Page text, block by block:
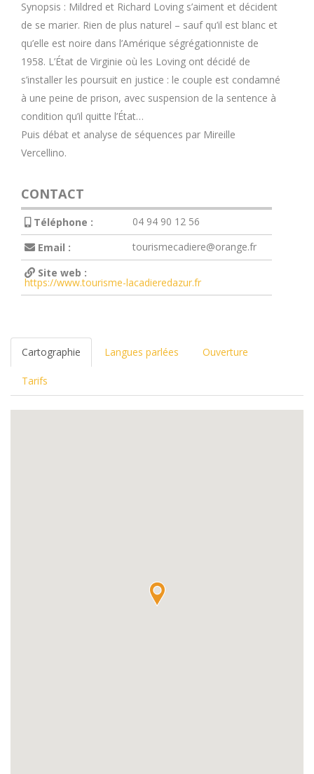
Synopsis : Mildred et Richard Loving s’aiment et décident
de se marier. Rien de plus naturel – sauf qu’il est blanc et
qu’elle est noire dans l’Amérique ségrégationniste de
1958. L’État de Virginie où les Loving ont décidé de
s’installer les poursuit en justice : le couple est condamné
à une peine de prison, avec suspension de la sentence à
condition qu’il quitte l’État…
Puis débat et analyse de séquences par Mireille
Vercellino.
CONTACT
Téléphone :
04 94 90 12 56
Email :
tourismecadiere@orange.fr
Site web :
https://www.tourisme-lacadieredazur.fr
Cartographie Langues parlées Ouverture
Tarifs